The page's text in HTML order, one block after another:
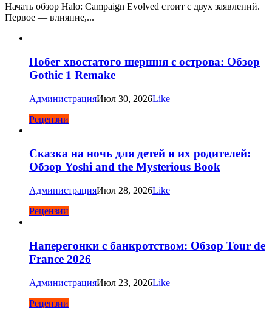
Начать обзор Halo: Campaign Evolved стоит с двух заявлений.
Первое — влияние,...
Побег хвостатого шершня с острова: Обзор
Gothic 1 Remake
АдминистрацияИюл 30, 2026Like
Рецензии
Сказка на ночь для детей и их родителей:
Обзор Yoshi and the Mysterious Book
АдминистрацияИюл 28, 2026Like
Рецензии
Наперегонки с банкротством: Обзор Tour de
France 2026
АдминистрацияИюл 23, 2026Like
Рецензии